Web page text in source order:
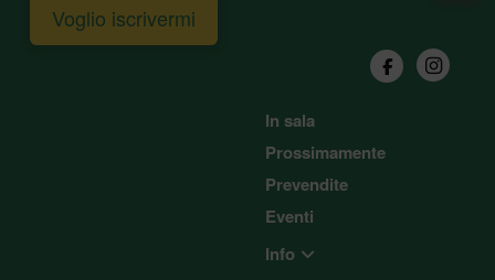
Voglio iscrivermi
In sala
Prossimamente
Prevendite
Eventi
Info